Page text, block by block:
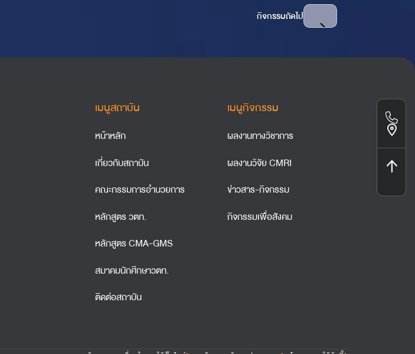
กิจกรรมถัดไป
เมนูสถาบัน
หน้าหลัก
เกี่ยวกับสถาบัน
คณะกรรมการอำนวยการ
หลักสูตร วตท.
หลักสูตร CMA-GMS
สมาคมนักศึกษาวตท.
ติดต่อสถาบัน
เมนูกิจกรรม
ผลงานทางวิชาการ
ผลงานวิจัย CMRI
ข่าวสาร-กิจกรรม
กิจกรรมเพื่อสังคม